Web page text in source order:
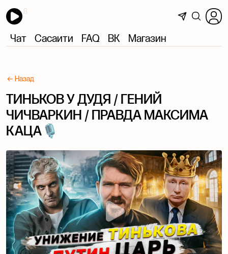
Чат Сасаити FAQ ВК Магазин
← Назад
ТИНЬКОВ У ДУДЯ / ГЕНИЙ
ЧИЧВАРКИН / ПРАВДА МАКСИМА
КАЦА🎙